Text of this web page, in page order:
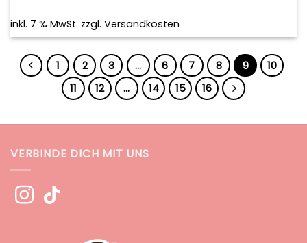
inkl. 7 % MwSt. zzgl. Versandkosten
1 2 3 … 6 7 8 9
10
11
12 … 14 15 16
VERBINDE DICH MIT UNS